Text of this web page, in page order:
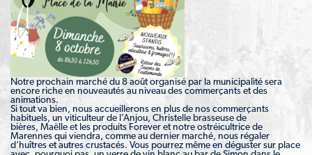
Notre prochain marché du 8 août organisé par la municipalité sera
encore riche en nouveautés au niveau des commerçants et des
animations.
Si tout va bien, nous accueillerons en plus de nos commerçants
habituels, un viticulteur de l’Anjou, Christelle brasseuse de
bières, Maëlle et les produits Forever et notre ostréicultrice de
Marennes qui viendra, comme au dernier marché, nous régaler
d’huîtres et autres crustacés. Vous pourrez même en déguster sur place